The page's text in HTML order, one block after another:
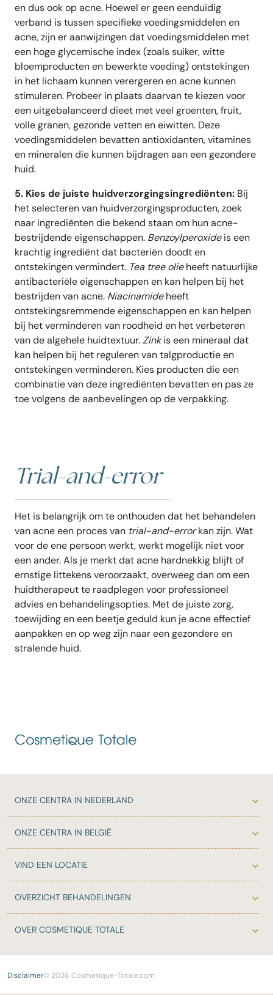
en dus ook op acne. Hoewel er geen eenduidig
verband is tussen specifieke voedingsmiddelen en
acne, zijn er aanwijzingen dat voedingsmiddelen met
een hoge glycemische index (zoals suiker, witte
bloemproducten en bewerkte voeding) ontstekingen
in het lichaam kunnen verergeren en acne kunnen
stimuleren. Probeer in plaats daarvan te kiezen voor
een uitgebalanceerd dieet met veel groenten, fruit,
volle granen, gezonde vetten en eiwitten. Deze
voedingsmiddelen bevatten antioxidanten, vitamines
en mineralen die kunnen bijdragen aan een gezondere
huid.
5. Kies de juiste huidverzorgingsingrediënten: Bij
het selecteren van huidverzorgingsproducten, zoek
naar ingrediënten die bekend staan om hun acne-
bestrijdende eigenschappen. Benzoylperoxideis een
krachtig ingrediënt dat bacteriën doodt en
ontstekingen vermindert. Tea tree olieheeft natuurlijke
antibacteriële eigenschappen en kan helpen bij het
bestrijden van acne. Niacinamideheeft
ontstekingsremmende eigenschappen en kan helpen
bij het verminderen van roodheid en het verbeteren
van de algehele huidtextuur.Zinkis een mineraal dat
kan helpen bij het reguleren van talgproductie en
ontstekingen verminderen. Kies producten die een
combinatie van deze ingrediënten bevatten en pas ze
toe volgens de aanbevelingen op de verpakking.
Trial-and-error
Het is belangrijk om te onthouden dat het behandelen
van acne een proces van trial-and-errorkan zijn. Wat
voor de ene persoon werkt, werkt mogelijk niet voor
een ander. Als je merkt dat acne hardnekkig blijft of
ernstige littekens veroorzaakt, overweeg dan om een
huidtherapeut te raadplegen voor professioneel
advies en behandelingsopties. Met de juiste zorg,
toewijding en een beetje geduld kun je acne effectief
aanpakken en op weg zijn naar een gezondere en
stralende huid.
ONZE CENTRA IN NEDERLAND
ONZE CENTRA IN BELGIË
VIND EEN LOCATIE
OVERZICHT BEHANDELINGEN
OVER COSMETIQUE TOTALE
Disclaimer© 2026 Cosmetique-Totale.com